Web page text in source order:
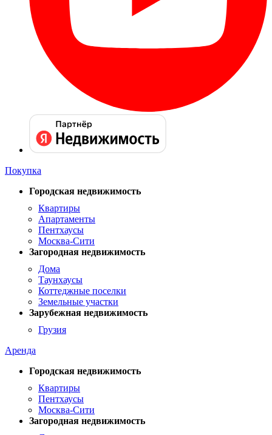
Покупка
Городская недвижимость
Квартиры
Апартаменты
Пентхаусы
Москва-Сити
Загородная недвижимость
Дома
Таунхаусы
Коттеджные поселки
Земельные участки
Зарубежная недвижимость
Грузия
Аренда
Городская недвижимость
Квартиры
Пентхаусы
Москва-Сити
Загородная недвижимость